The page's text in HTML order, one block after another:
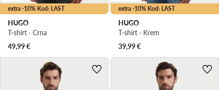
extra -10% Kod: LAST
HUGO
T-shirt · Crna
49,99€
extra -10% Kod: LAST
HUGO
T-shirt · Krem
39,99€